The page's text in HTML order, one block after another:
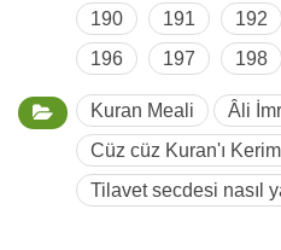
190
191 192
196
197 198
Kuran Meali
Âli
Cüz cüz Kuran'ı
Tilavet secdesi nasıl